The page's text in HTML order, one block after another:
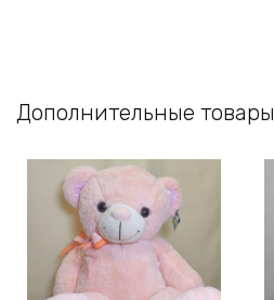
Дополнительные товары